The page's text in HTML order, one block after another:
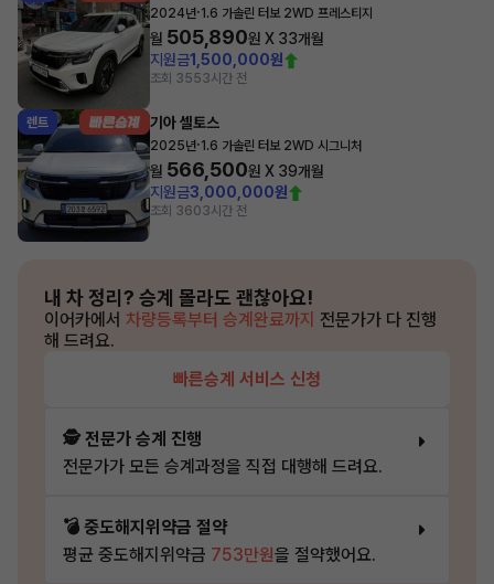
2024년·1.6 가솔린 터보 2WD 프레스티지
월 505,890원 X 33개월
지원금1,500,000원
조회 3553시간 전
렌트 기아 셀토스
2025년·1.6 가솔린 터보 2WD 시그니처
월 566,500원 X 39개월
지원금3,000,000원
조회 3603시간 전
내 차 정리? 승계 몰라도 괜찮아요!
이어카에서 차량등록부터 승계완료까지 전문가가 다 진행
해 드려요.
빠른승계 서비스 신청
🕵️ 전문가 승계 진행
전문가가 모든 승계과정을 직접 대행해 드려요.
💣 중도해지위약금 절약
평균 중도해지위약금 753만원을 절약했어요.